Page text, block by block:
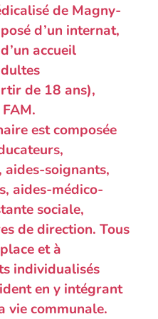
de Magny-
d’un internat,
accueil
de 18 ans),
est composée
aides-soignants,
aides-médico-
sociale,
de direction. Tous
et à
individualisés
en y intégrant
vie communale.